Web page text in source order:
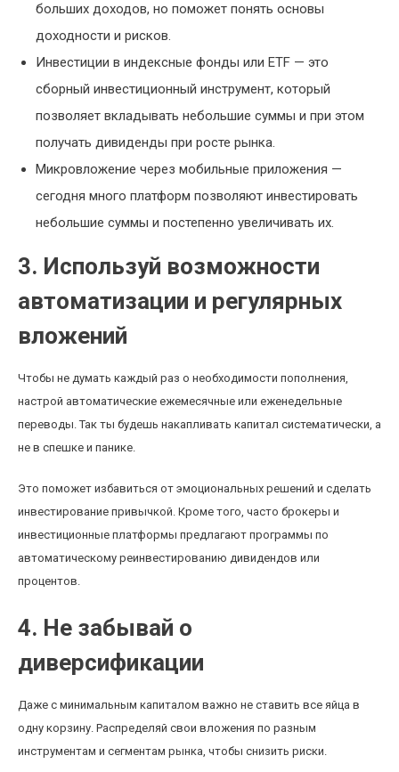
больших доходов, но поможет понять основы
доходности и рисков.
Инвестиции в индексные фонды или ETF — это
сборный инвестиционный инструмент, который
позволяет вкладывать небольшие суммы и при этом
получать дивиденды при росте рынка.
Микровложение через мобильные приложения —
сегодня много платформ позволяют инвестировать
небольшие суммы и постепенно увеличивать их.
3. Используй возможности
автоматизации и регулярных
вложений
Чтобы не думать каждый раз о необходимости пополнения,
настрой автоматические ежемесячные или еженедельные
переводы. Так ты будешь накапливать капитал систематически, а
не в спешке и панике.
Это поможет избавиться от эмоциональных решений и сделать
инвестирование привычкой. Кроме того, часто брокеры и
инвестиционные платформы предлагают программы по
автоматическому реинвестированию дивидендов или
процентов.
4. Не забывай о
диверсификации
Даже с минимальным капиталом важно не ставить все яйца в
одну корзину. Распределяй свои вложения по разным
инструментам и сегментам рынка, чтобы снизить риски.